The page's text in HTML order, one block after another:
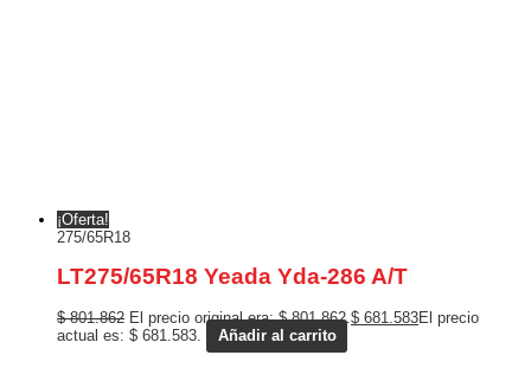
¡Oferta!
275/65R18
LT275/65R18 Yeada Yda-286 A/T
$801.862 El precio original era: $ 801.862.$ 681.583El precio
actual es: $ 681.583.
Añadir al carrito